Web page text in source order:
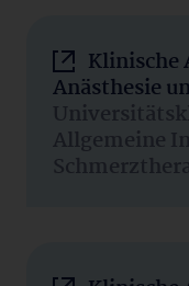
Klinische
Anästhesie
Allgemeine